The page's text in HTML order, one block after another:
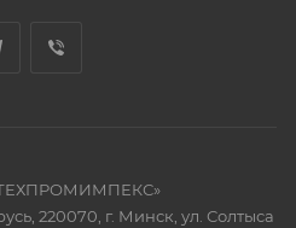
220070, г. Минск, ул. Солтыса